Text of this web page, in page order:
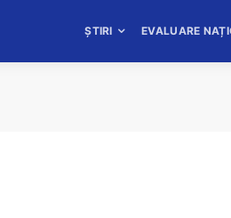
ȘTIRI EVALUARE